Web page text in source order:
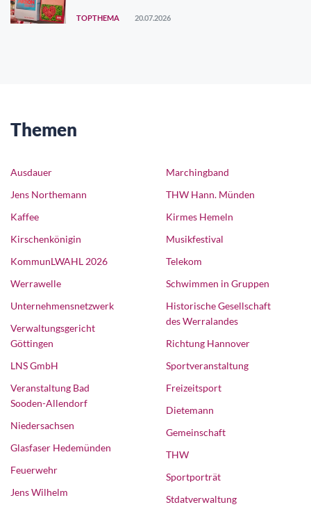
TOPTHEMA 20.07.2026
Themen
Ausdauer
Jens Northemann
Kaffee
Kirschenkönigin
KommunLWAHL 2026
Werrawelle
Unternehmensnetzwerk
Verwaltungsgericht
Göttingen
LNS GmbH
Marchingband
THW Hann. Münden
Kirmes Hemeln
Musikfestival
Telekom
Schwimmen in Gruppen
Historische Gesellschaft
des Werralandes
Richtung Hannover
Sportveranstaltung
Veranstaltung Bad
Sooden-Allendorf
Niedersachsen
Glasfaser Hedemünden
Feuerwehr
Jens Wilhelm
Freizeitsport
Dietemann
Gemeinschaft
THW
Sportporträt
Stdatverwaltung